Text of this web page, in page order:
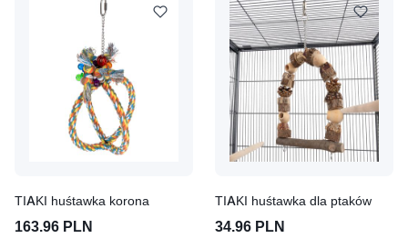
TIAKI huśtawka korona
163.96 PLN
TIAKI huśtawka dla ptaków
34.96 PLN